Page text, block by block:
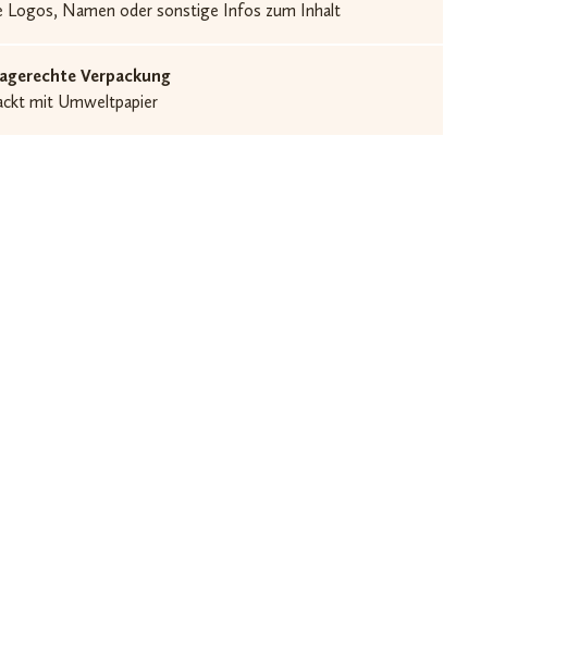
Logos, Namen oder sonstige Infos zum Inhalt
Verpackung
mit Umweltpapier